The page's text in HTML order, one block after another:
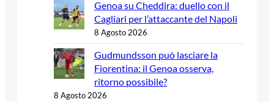
Genoa su Cheddira: duello con il
Cagliari per l’attaccante del Napoli
8 Agosto 2026
Gudmundsson può lasciare la
Fiorentina: il Genoa osserva,
ritorno possibile?
8 Agosto 2026